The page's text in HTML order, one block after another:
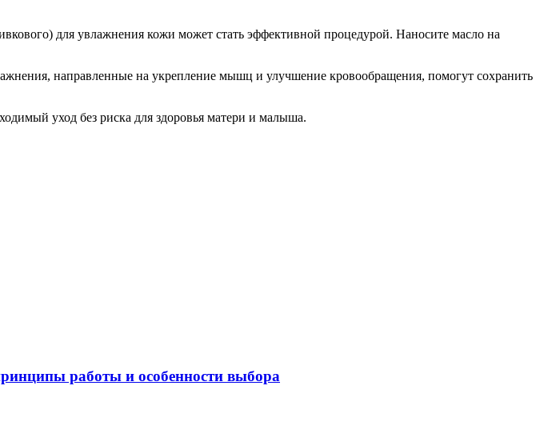
для увлажнения кожи может стать эффективной процедурой. Наносите масло на
направленные на укрепление мышц и улучшение кровообращения, помогут сохранить
уход без риска для здоровья матери и малыша.
работы и особенности выбора